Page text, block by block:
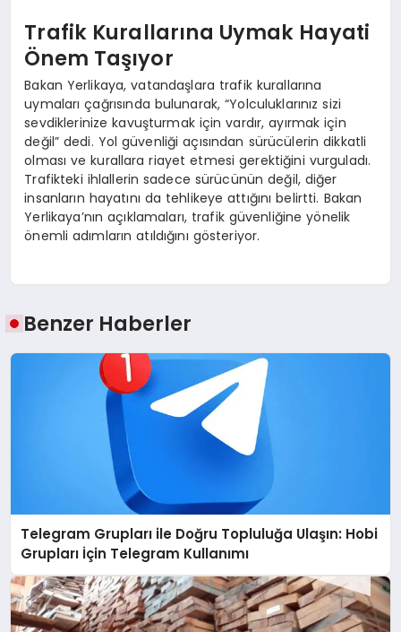
Trafik Kurallarına Uymak Hayati
Önem Taşıyor
Bakan Yerlikaya, vatandaşlara trafik kurallarına
uymaları çağrısında bulunarak, “Yolculuklarınız sizi
sevdiklerinize kavuşturmak için vardır, ayırmak için
değil” dedi. Yol güvenliği açısından sürücülerin dikkatli
olması ve kurallara riayet etmesi gerektiğini vurguladı.
Trafikteki ihlallerin sadece sürücünün değil, diğer
insanların hayatını da tehlikeye attığını belirtti. Bakan
Yerlikaya’nın açıklamaları, trafik güvenliğine yönelik
önemli adımların atıldığını gösteriyor.
Benzer Haberler
Telegram Grupları ile Doğru Topluluğa Ulaşın: Hobi
Grupları İçin Telegram Kullanımı